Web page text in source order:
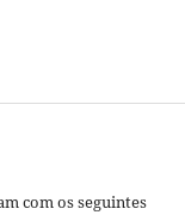
com os seguintes